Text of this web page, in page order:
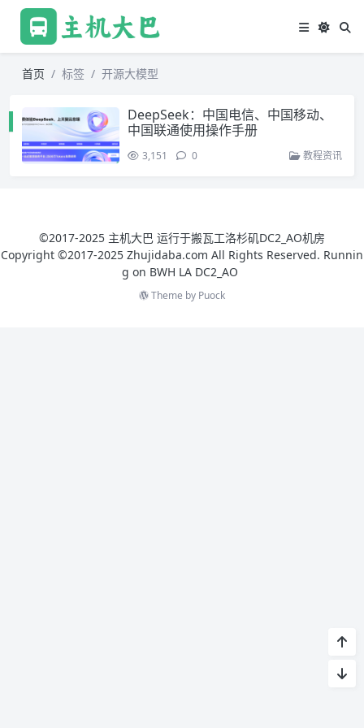
首页 标签 开源大模型
DeepSeek：中国电信、中国移动、
中国联通使用操作手册
3,151 0 教程资讯
©2017-2025 主机大巴 运行于搬瓦工洛杉矶DC2_AO机房
Copyright ©2017-2025 Zhujidaba.com All Rights Reserved. Runnin
g on BWH LA DC2_AO
Theme by Puock